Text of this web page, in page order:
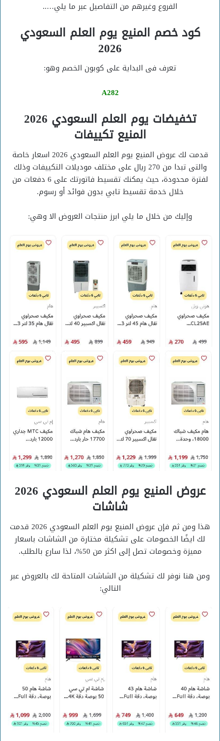
الفروع وغيرهم من التفاصيل عبر ما يلي…..
كود خصم المنيع يوم العلم السعودي
2026
تعرف فى البداية على كوبون الخصم وهو:
A282
تخفيضات يوم العلم السعودي 2026
المنيع تكييفات
قدمت لك عروض المنيع يوم العلم السعودي 2026 اسعار خاصة
والتى تبدا من 270 ريال على مختلف موديلات التكييفات وذلك
لفترة محدودة، حيث يمكنك تقسيط فاتورتك على 6 دفعات من
خلال خدمة تقسيط تابي بدون فوائد أو رسوم.
وإليك من خلال ما يلي ابرز منتجات العروض الا وهي:
عروض المنيع يوم العلم السعودي 2026
شاشات
هذا ومن ثم فإن عروض المنيع يوم العلم السعودي 2026 قدمت
لك ايضًا الخصومات على تشكيلة مختارة من الشاشات باسعار
مميزة وخصومات تصل إلى اكثر من 50%، لذا سارع بالطلب.
ومن هنا نوفر لك تشكيلة من الشاشات المتاحة لك بالعروض عبر
التالي: